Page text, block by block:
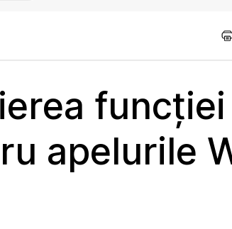
apelurile